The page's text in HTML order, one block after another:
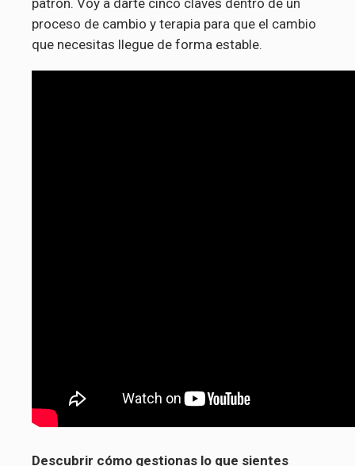
proceso de cambio y terapia para que el cambio
que necesitas llegue de forma estable.
Descubrir cómo gestionas lo que sientes